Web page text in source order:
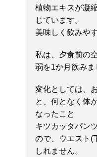
植物エキスが凝
じています。
美味しく飲みや
私は、夕食前の
弱を1か月飲みま
変化としては、
と、何となく体
なったこと
キツカッタパン
ので、ウエスト(
しれません。